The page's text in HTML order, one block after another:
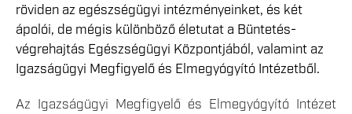
röviden az egészségügyi intézményeinket, és két
ápolói, de mégis különböző életutat a Büntetés-
végrehajtás Egészségügyi Központjából, valamint az
Igazságügyi Megfigyelő és Elmegyógyító Intézetből.
Az Igazságügyi Megfigyelő és Elmegyógyító Intézet